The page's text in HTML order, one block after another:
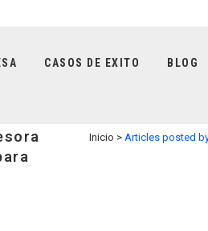
CASOS DE EXITO BLOG
Inicio > Articles posted